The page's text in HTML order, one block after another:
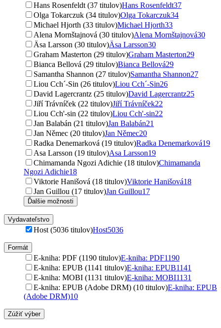
Hans Rosenfeldt (37 titulov)Hans Rosenfeldt37
Olga Tokarczuk (34 titulov)Olga Tokarczuk34
Michael Hjorth (33 titulov)Michael Hjorth33
Alena Mornštajnová (30 titulov)Alena Mornštajnová30
Äsa Larsson (30 titulov)Äsa Larsson30
Graham Masterton (29 titulov)Graham Masterton29
Bianca Bellová (29 titulov)Bianca Bellová29
Samantha Shannon (27 titulov)Samantha Shannon27
Liou Cch´-Sin (26 titulov)Liou Cch´-Sin26
David Lagercrantz (25 titulov)David Lagercrantz25
Jiří Trávníček (22 titulov)Jiří Trávníček22
Liou Cch'-sin (22 titulov)Liou Cch'-sin22
Jan Balabán (21 titulov)Jan Balabán21
Jan Němec (20 titulov)Jan Němec20
Radka Denemarková (19 titulov)Radka Denemarková19
Asa Larsson (19 titulov)Asa Larsson19
Chimamanda Ngozi Adichie (18 titulov)Chimamanda
Ngozi Adichie18
Viktorie Hanišová (18 titulov)Viktorie Hanišová18
Jan Guillou (17 titulov)Jan Guillou17
Ďalšie možnosti
Vydavateľstvo
Host (5036 titulov)Host5036
Formát
E-kniha: PDF (1190 titulov)E-kniha: PDF1190
E-kniha: EPUB (1141 titulov)E-kniha: EPUB1141
E-kniha: MOBI (1131 titulov)E-kniha: MOBI1131
E-kniha: EPUB (Adobe DRM) (10 titulov)E-kniha: EPUB
(Adobe DRM)10
Zúžiť výber